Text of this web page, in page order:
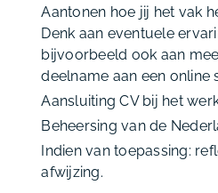
Aantonen hoe jij het vak
Denk aan eventuele
bijvoorbeeld ook aan
deelname aan een online
Aansluiting CV bij het
Beheersing van de
Indien van toepassing:
afwijzing.